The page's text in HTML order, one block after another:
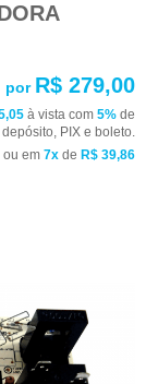
por R$ 279,00
à vista com 5% de
PIX e boleto.
ou em 7x de R$ 39,86